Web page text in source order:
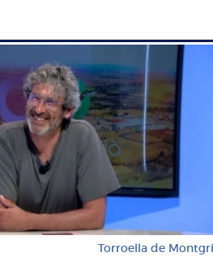
Torroella de Montgrí